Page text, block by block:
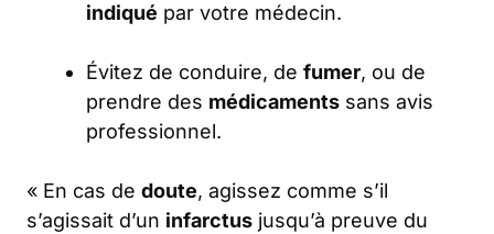
indiqué par votre médecin.
Évitez de conduire, de fumer, ou de
prendre des médicaments sans avis
professionnel.
« En cas de doute, agissez comme s’il
s’agissait d’un infarctus jusqu’à preuve du